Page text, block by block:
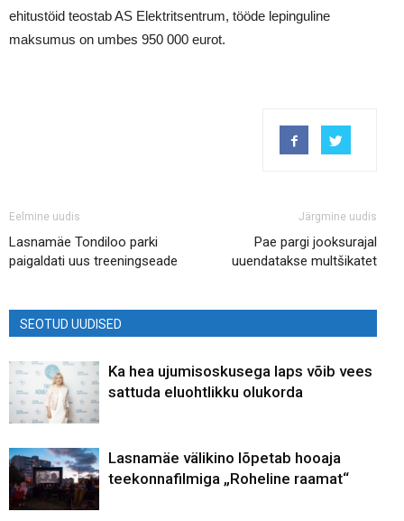
ehitustöid teostab AS Elektritsentrum, tööde lepinguline
maksumus on umbes 950 000 eurot.
Eelmine uudis
Lasnamäe Tondiloo parki
paigaldati uus treeningseade
Järgmine uudis
Pae pargi jooksurajal
uuendatakse multšikatet
SEOTUD UUDISED
Ka hea ujumisoskusega laps võib vees
sattuda eluohtlikku olukorda
Lasnamäe välikino lõpetab hooaja
teekonnafilmiga „Roheline raamat“